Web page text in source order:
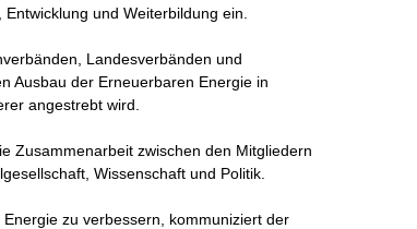
und Weiterbildung ein.
Landesverbänden und
Ausbau der Erneuerbaren Energie in
angestrebt wird.
Zusammenarbeit zwischen den Mitgliedern
Wissenschaft und Politik.
zu verbessern, kommuniziert der